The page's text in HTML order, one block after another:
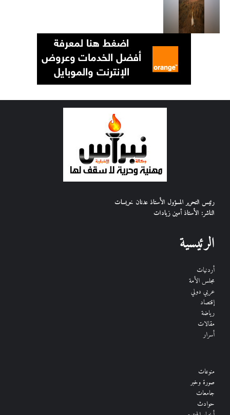
رئيس التحرير المسؤول الأستاذ عدنان خريسات
الناشر: الأستاذ أمين زيادات
الرئيسية
أردنيات
مجلس الأمة
عربي دولي
إقتصاد
رياضة
مقالات
أسرار
منوعات
صورة وخبر
جامعات
حوادث